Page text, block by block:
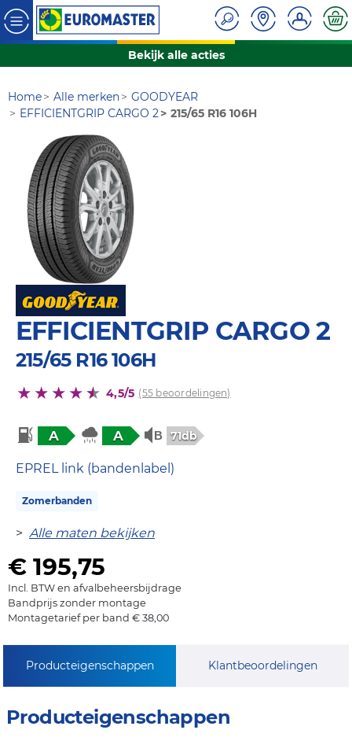
Bekijk alle acties
Home Alle merken
GOODYEAR
EFFICIENTGRIP CARGO 2
215/65 R16 106H
EFFICIENTGRIP CARGO 2
215/65 R16 106H
4,5/5 (55 beoordelingen)
A A 71db
EPREL link (bandenlabel)
Zomerbanden
> Alle maten bekijken
€ 195,75
Incl. BTW en afvalbeheersbijdrage
Bandprijs zonder montage
Montagetarief per band € 38,00
Producteigenschappen Klantbeoordelingen
Producteigenschappen